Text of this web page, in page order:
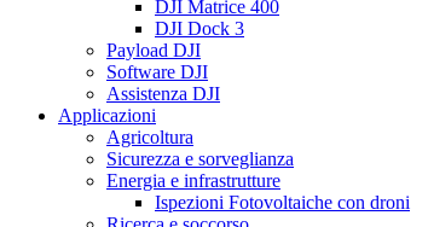
DJI Matrice 400
DJI Dock 3
Payload DJI
Software DJI
Assistenza DJI
Applicazioni
Agricoltura
Sicurezza e sorveglianza
Energia e infrastrutture
Ispezioni Fotovoltaiche con droni